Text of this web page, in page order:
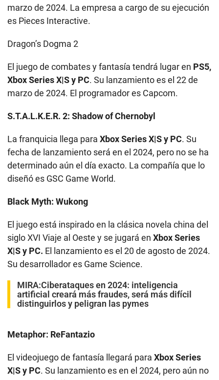
marzo de 2024. La empresa a cargo de su ejecución
es Pieces Interactive.
Dragon’s Dogma 2
El juego de combates y fantasía tendrá lugar en PS5,
Xbox Series X|S y PC. Su lanzamiento es el 22 de
marzo de 2024. El programador es Capcom.
S.T.A.L.K.E.R. 2: Shadow of Chernobyl
La franquicia llega para Xbox Series X|S y PC. Su
fecha de lanzamiento será en el 2024, pero no se ha
determinado aún el día exacto. La compañía que lo
diseñó es GSC Game World.
Black Myth: Wukong
El juego está inspirado en la clásica novela china del
siglo XVI Viaje al Oeste y se jugará en Xbox Series
X|S y PC. El lanzamiento es el 20 de agosto de 2024.
Su desarrollador es Game Science.
MIRA:Ciberataques en 2024: inteligencia
artificial creará más fraudes, será más difícil
distinguirlos y peligran las pymes
Metaphor: ReFantazio
El videojuego de fantasía llegará para Xbox Series
X|S y PC. Su lanzamiento es en el 2024, pero aún no